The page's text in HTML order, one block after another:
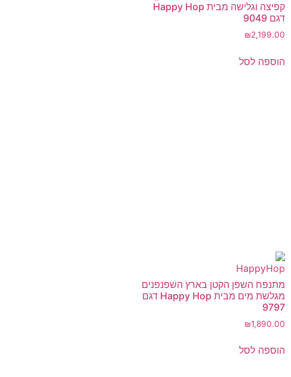
קפיצה וגלישה מבית Happy Hop
דגם 9049
₪2,199.00
הוספה לסל
מתנפח השפן הקטן בארץ השפנפנים
מגלשת מים מבית Happy Hop דגם
9797
₪1,890.00
הוספה לסל